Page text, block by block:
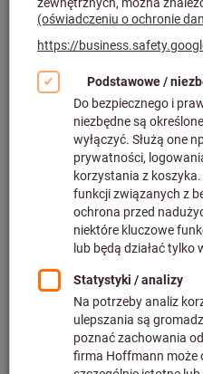
W Niemczech do Hoffmann
prawnie przedsiębiorstwa
Perschmann w Brunszwiku i
szczeblu międzynarodowym
unimarket w Szwajcarii,
na Litwie. Ponadto na wielu
reprezentowana przez
dystrybucyjnych.
Ponieważ mamy
możemy zagwarantować
niezawodne zaopatrzenie,
bezpieczeństwo produkcji i